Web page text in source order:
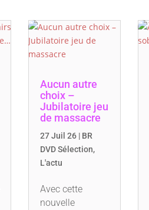
Aucun autre
choix –
Jubilatoire jeu
de massacre
27 Juil 26 | BR
DVD Sélection,
L'actu
Avec cette
nouvelle